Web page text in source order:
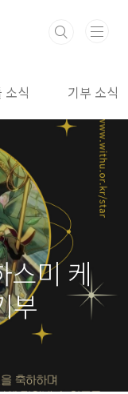
소식 기부 소식
스미 케
부